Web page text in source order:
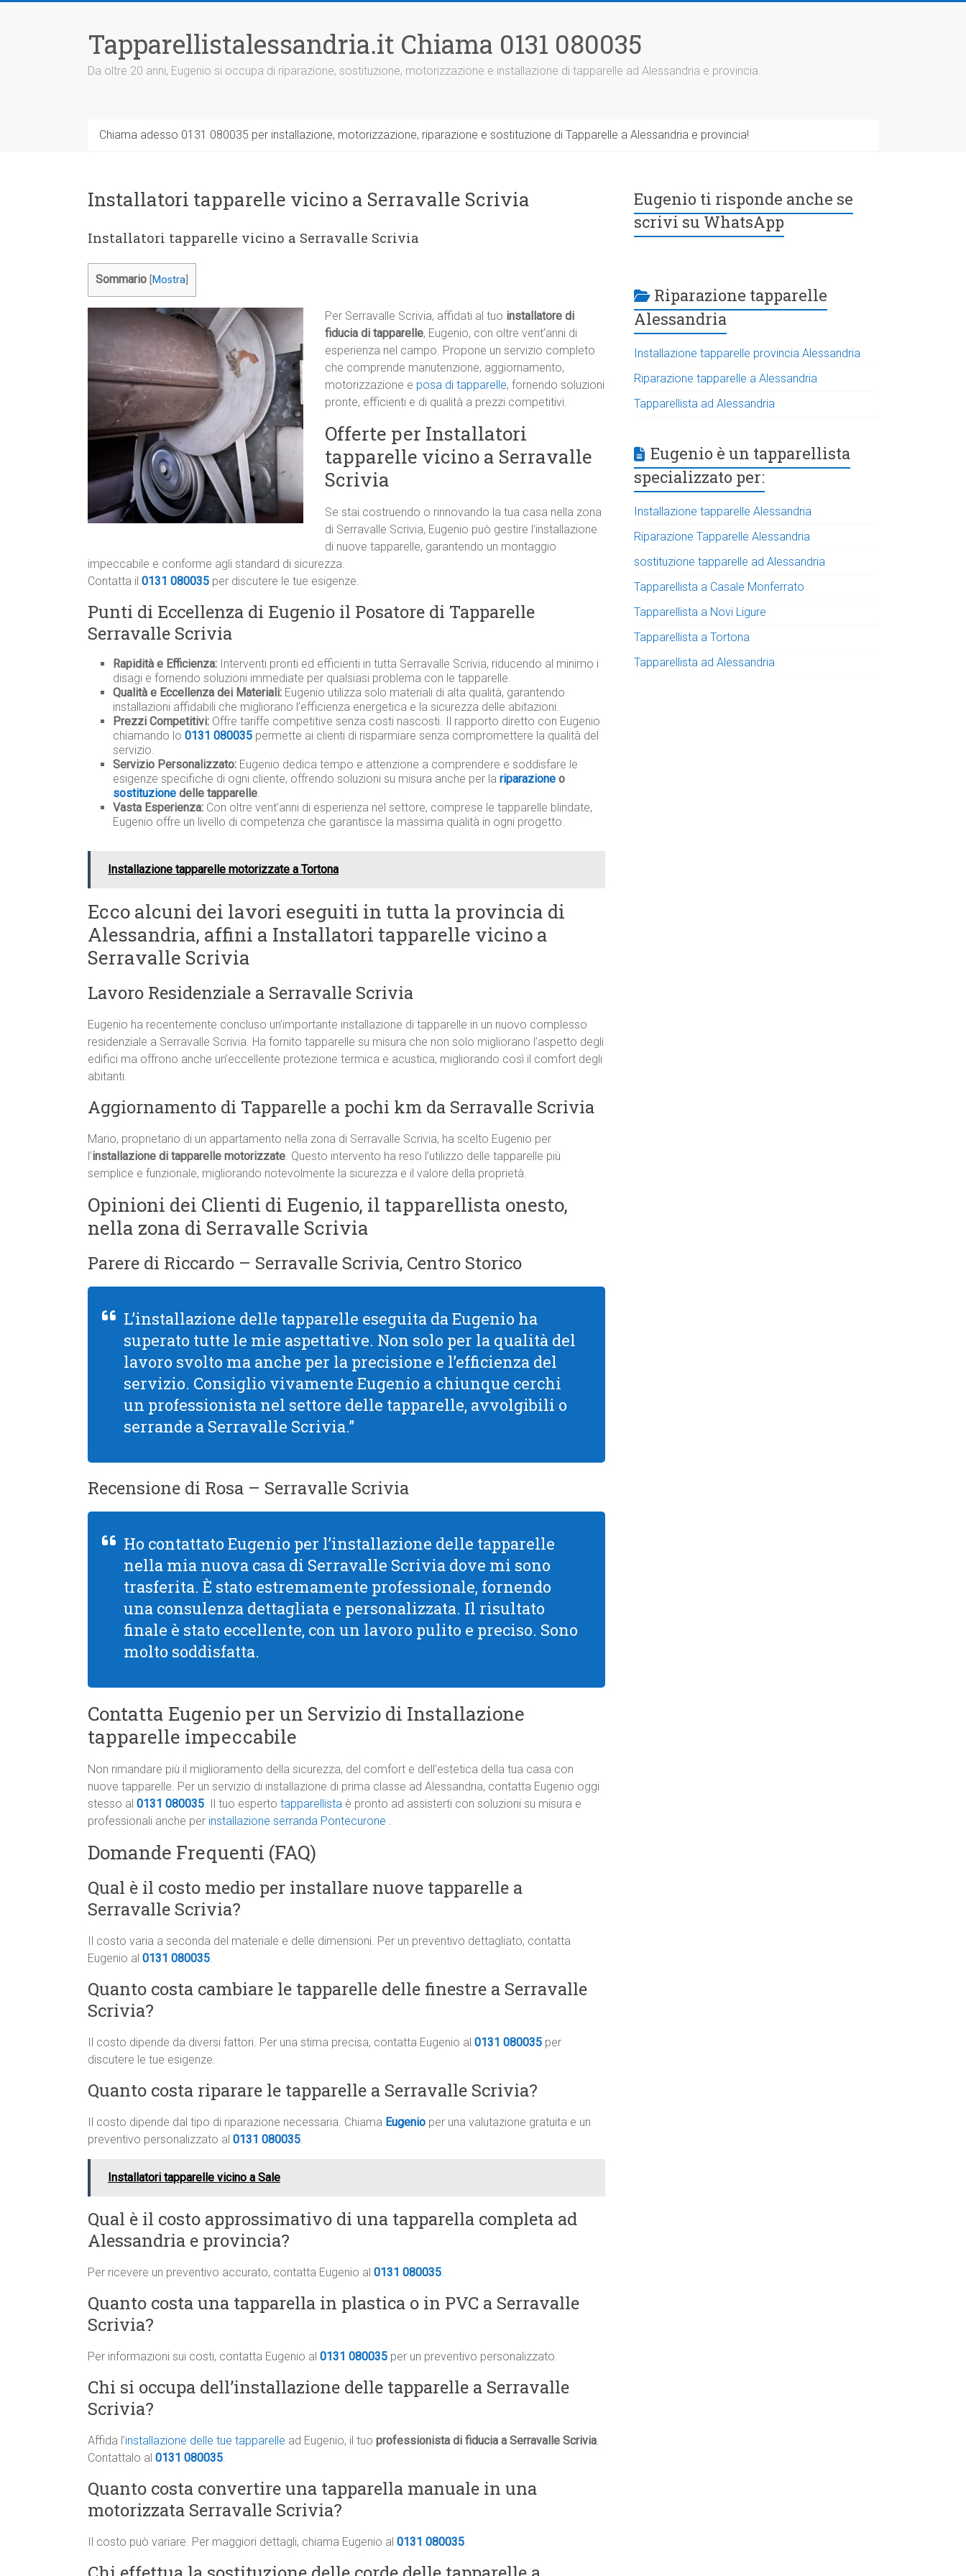
Tapparellistalessandria.it Chiama 0131 080035
Da oltre 20 anni, Eugenio si occupa di riparazione, sostituzione, motorizzazione e installazione di tapparelle ad Alessandria e provincia.
Chiama adesso 0131 080035 per installazione, motorizzazione, riparazione e sostituzione di Tapparelle a Alessandria e provincia!
Installatori tapparelle vicino a Serravalle Scrivia
Installatori tapparelle vicino a Serravalle Scrivia
Sommario Mostra
Per Serravalle Scrivia, affidati al tuo installatore di
fiducia di tapparelle, Eugenio, con oltre vent’anni di
esperienza nel campo. Propone un servizio completo
che comprende manutenzione, aggiornamento,
motorizzazione e posa di tapparelle, fornendo soluzioni
pronte, efficienti e di qualità a prezzi competitivi.
Offerte per Installatori
tapparelle vicino a Serravalle
Scrivia
Se stai costruendo o rinnovando la tua casa nella zona
di Serravalle Scrivia, Eugenio può gestire l’installazione
di nuove tapparelle, garantendo un montaggio
impeccabile e conforme agli standard di sicurezza.
Contatta il 0131 080035 per discutere le tue esigenze.
Punti di Eccellenza di Eugenio il Posatore di Tapparelle
Serravalle Scrivia
Rapidità e Efficienza: Interventi pronti ed efficienti in tutta Serravalle Scrivia, riducendo al minimo i
disagi e fornendo soluzioni immediate per qualsiasi problema con le tapparelle.
Qualità e Eccellenza dei Materiali: Eugenio utilizza solo materiali di alta qualità, garantendo
installazioni affidabili che migliorano l’efficienza energetica e la sicurezza delle abitazioni.
Prezzi Competitivi: Offre tariffe competitive senza costi nascosti. Il rapporto diretto con Eugenio
chiamando lo 0131 080035 permette ai clienti di risparmiare senza compromettere la qualità del
servizio.
Servizio Personalizzato: Eugenio dedica tempo e attenzione a comprendere e soddisfare le
esigenze specifiche di ogni cliente, offrendo soluzioni su misura anche per la riparazione o
sostituzione delle tapparelle.
Vasta Esperienza: Con oltre vent’anni di esperienza nel settore, comprese le tapparelle blindate,
Eugenio offre un livello di competenza che garantisce la massima qualità in ogni progetto.
Installazione tapparelle motorizzate a Tortona
Ecco alcuni dei lavori eseguiti in tutta la provincia di
Alessandria, affini a Installatori tapparelle vicino a
Serravalle Scrivia
Lavoro Residenziale a Serravalle Scrivia
Eugenio ha recentemente concluso un’importante installazione di tapparelle in un nuovo complesso
residenziale a Serravalle Scrivia. Ha fornito tapparelle su misura che non solo migliorano l’aspetto degli
edifici ma offrono anche un’eccellente protezione termica e acustica, migliorando così il comfort degli
abitanti.
Aggiornamento di Tapparelle a pochi km da Serravalle Scrivia
Mario, proprietario di un appartamento nella zona di Serravalle Scrivia, ha scelto Eugenio per
l’installazione di tapparelle motorizzate. Questo intervento ha reso l’utilizzo delle tapparelle più
semplice e funzionale, migliorando notevolmente la sicurezza e il valore della proprietà.
Opinioni dei Clienti di Eugenio, il tapparellista onesto,
nella zona di Serravalle Scrivia
Parere di Riccardo – Serravalle Scrivia, Centro Storico
L’installazione delle tapparelle eseguita da Eugenio ha
superato tutte le mie aspettative. Non solo per la qualità del
lavoro svolto ma anche per la precisione e l’efficienza del
servizio. Consiglio vivamente Eugenio a chiunque cerchi
un professionista nel settore delle tapparelle, avvolgibili o
serrande a Serravalle Scrivia.”
Recensione di Rosa – Serravalle Scrivia
Ho contattato Eugenio per l’installazione delle tapparelle
nella mia nuova casa di Serravalle Scrivia dove mi sono
trasferita. È stato estremamente professionale, fornendo
una consulenza dettagliata e personalizzata. Il risultato
finale è stato eccellente, con un lavoro pulito e preciso. Sono
molto soddisfatta.
Contatta Eugenio per un Servizio di Installazione
tapparelle impeccabile
Non rimandare più il miglioramento della sicurezza, del comfort e dell’estetica della tua casa con
nuove tapparelle. Per un servizio di installazione di prima classe ad Alessandria, contatta Eugenio oggi
stesso al 0131 080035. Il tuo esperto tapparellista è pronto ad assisterti con soluzioni su misura e
professionali anche per installazione serranda Pontecurone .
Domande Frequenti (FAQ)
Qual è il costo medio per installare nuove tapparelle a
Serravalle Scrivia?
Il costo varia a seconda del materiale e delle dimensioni. Per un preventivo dettagliato, contatta
Eugenio al 0131 080035.
Quanto costa cambiare le tapparelle delle finestre a Serravalle
Scrivia?
Il costo dipende da diversi fattori. Per una stima precisa, contatta Eugenio al 0131 080035 per
discutere le tue esigenze.
Quanto costa riparare le tapparelle a Serravalle Scrivia?
Il costo dipende dal tipo di riparazione necessaria. Chiama Eugenio per una valutazione gratuita e un
preventivo personalizzato al 0131 080035.
Installatori tapparelle vicino a Sale
Qual è il costo approssimativo di una tapparella completa ad
Alessandria e provincia?
Per ricevere un preventivo accurato, contatta Eugenio al 0131 080035.
Quanto costa una tapparella in plastica o in PVC a Serravalle
Scrivia?
Per informazioni sui costi, contatta Eugenio al 0131 080035 per un preventivo personalizzato.
Chi si occupa dell’installazione delle tapparelle a Serravalle
Scrivia?
Affida l’installazione delle tue tapparelle ad Eugenio, il tuo professionista di fiducia a Serravalle Scrivia.
Contattalo al 0131 080035.
Quanto costa convertire una tapparella manuale in una
motorizzata Serravalle Scrivia?
Il costo può variare. Per maggiori dettagli, chiama Eugenio al 0131 080035.
Eugenio ti risponde anche se
scrivi su WhatsApp
Riparazione tapparelle
Alessandria
Installazione tapparelle provincia Alessandria
Riparazione tapparelle a Alessandria
Tapparellista ad Alessandria
Eugenio è un tapparellista
specializzato per:
Installazione tapparelle Alessandria
Riparazione Tapparelle Alessandria
sostituzione tapparelle ad Alessandria
Tapparellista a Casale Monferrato
Tapparellista a Novi Ligure
Tapparellista a Tortona
Tapparellista ad Alessandria